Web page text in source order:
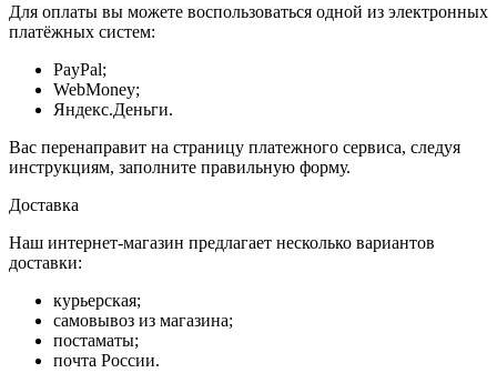
Для оплаты вы можете воспользоваться одной из электронных
платёжных систем:
PayPal;
WebMoney;
Яндекс.Деньги.
Вас перенаправит на страницу платежного сервиса, следуя
инструкциям, заполните правильную форму.
Доставка
Наш интернет-магазин предлагает несколько вариантов
доставки:
курьерская;
самовывоз из магазина;
постаматы;
почта России.